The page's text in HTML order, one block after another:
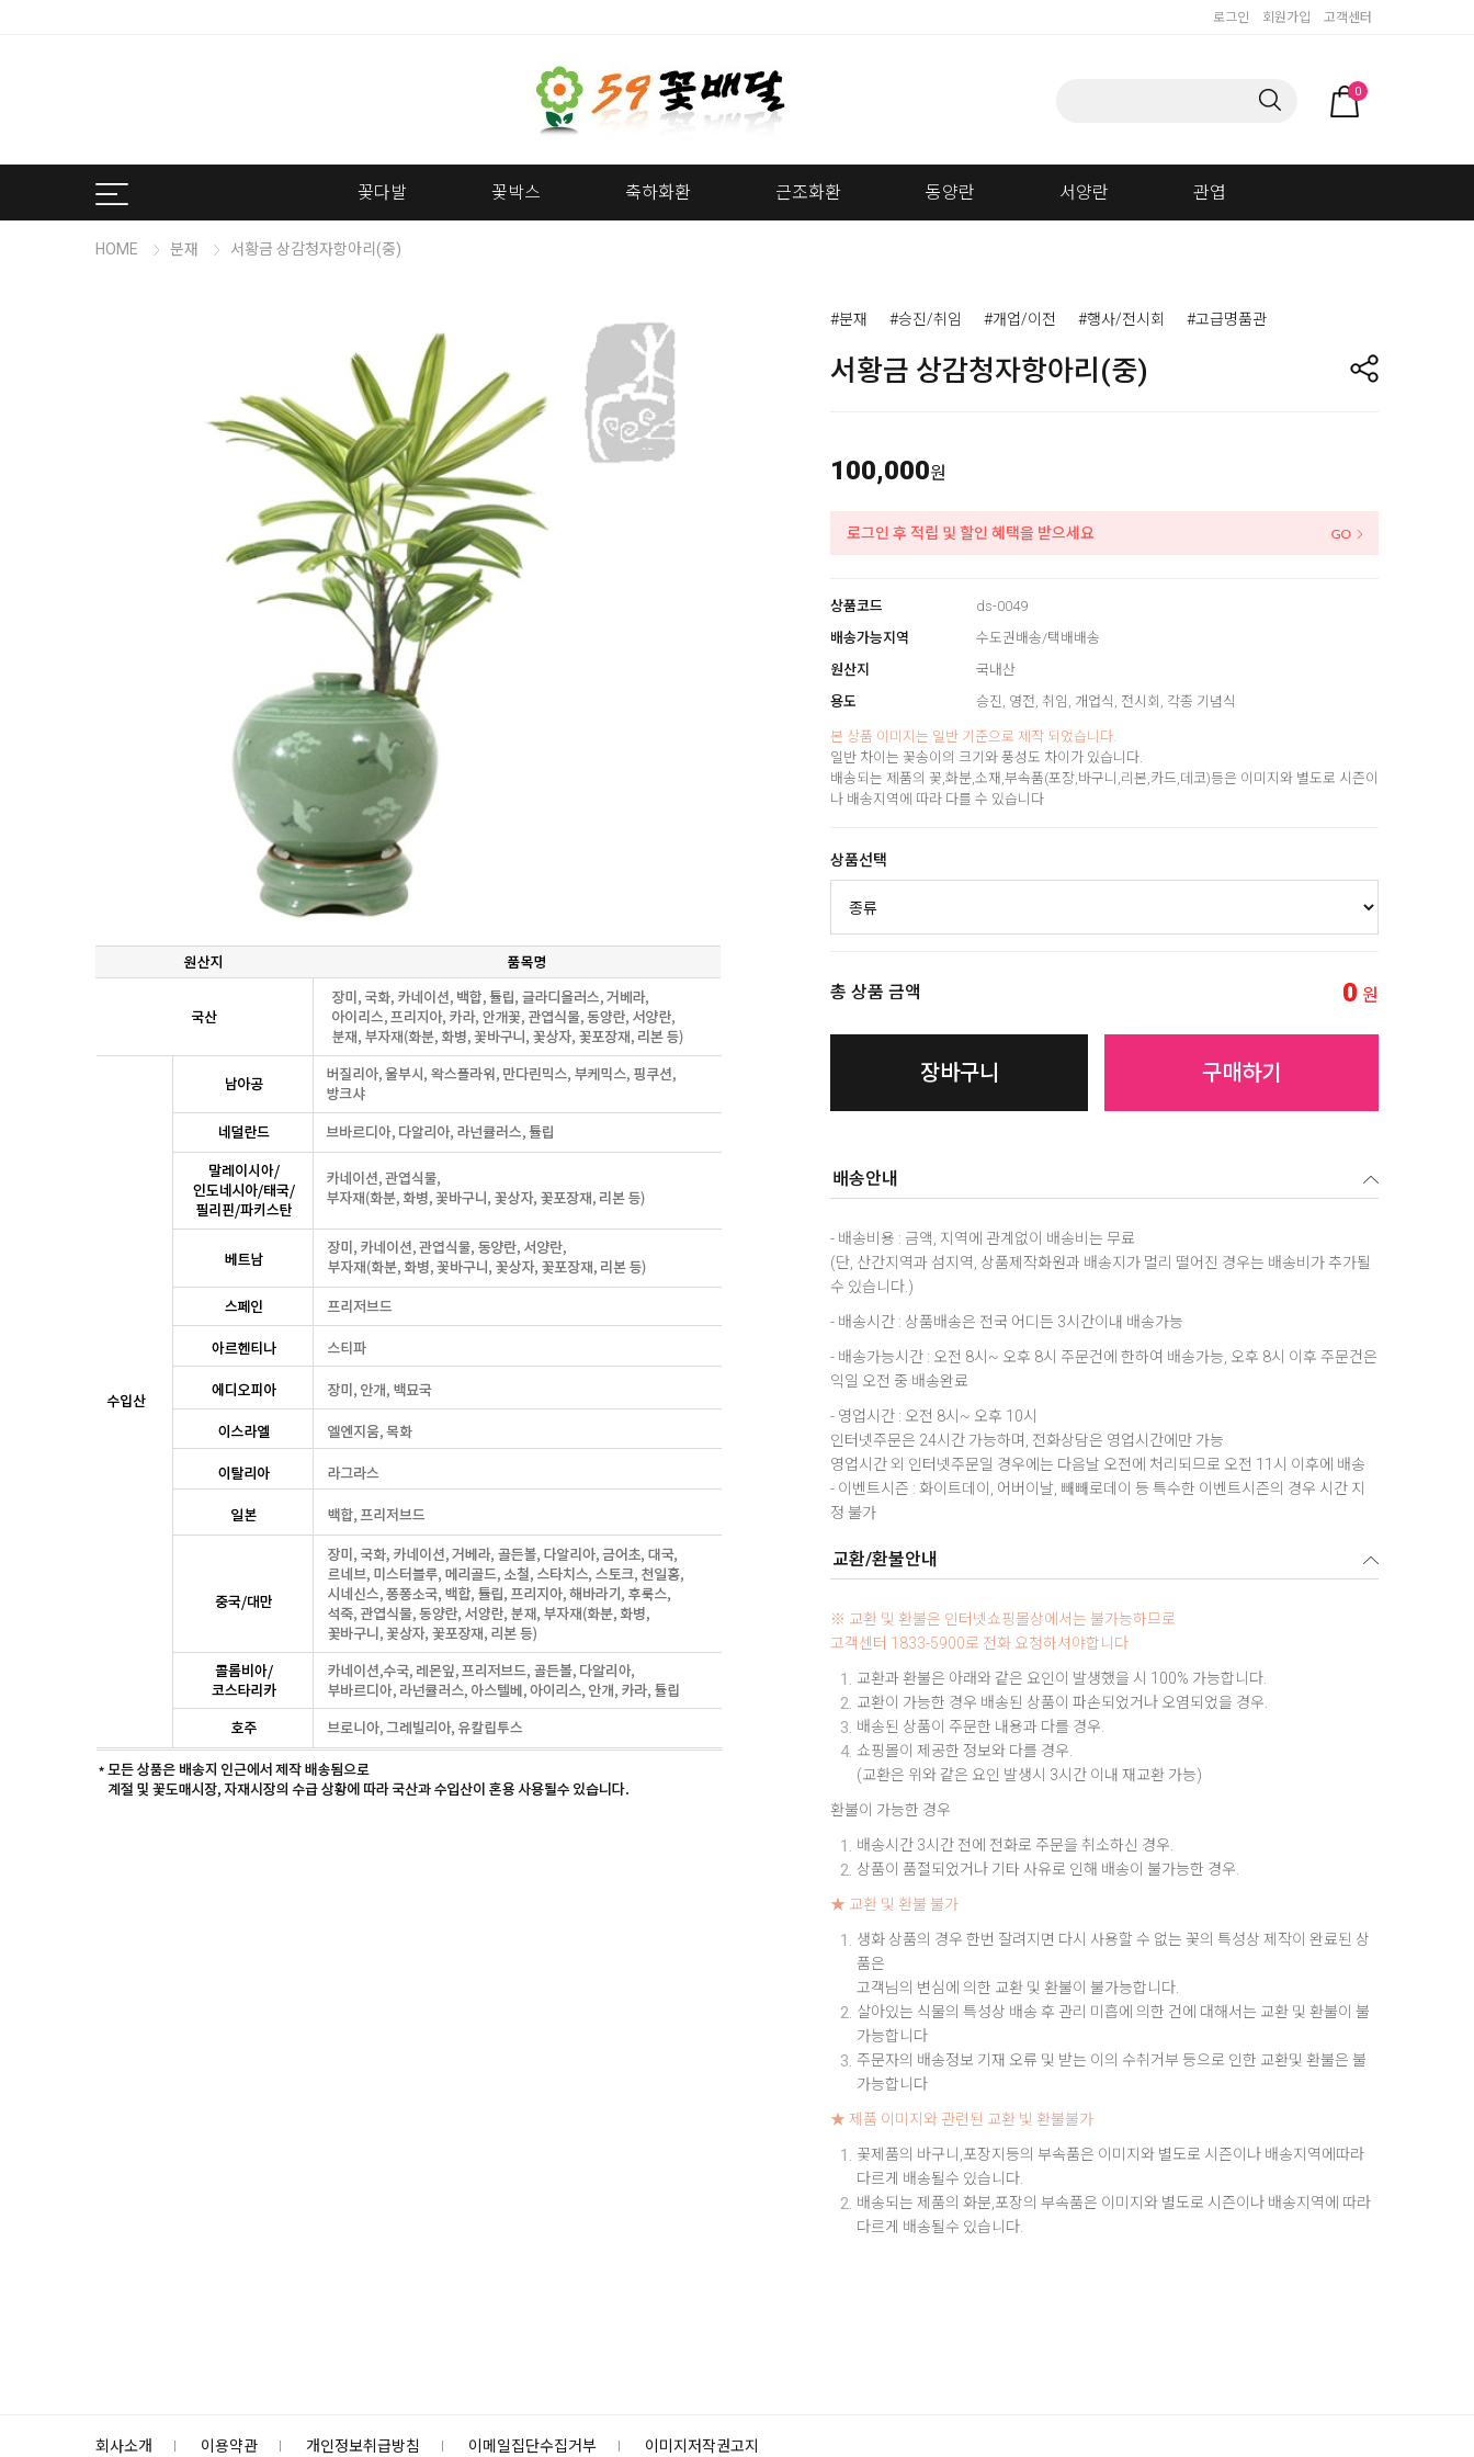
로그인 회원가입 고객센터
0
꽃다발 꽃박스 축하화환 근조화환 동양란 서양란 관엽
HOME 분재 서황금 상감청자항아리(중)
#분재 #승진/취임 #개업/이전 #행사/전시회 #고급명품관
서황금 상감청자항아리(중)
100,000원
로그인 후 적립 및 할인 혜택을 받으세요
상품코드
ds-0049
배송가능지역
수도권배송/택배배송
원산지
국내산
용도
승진, 영전, 취임, 개업식, 전시회, 각종 기념식
본 상품 이미지는 일반 기준으로 제작 되었습니다.
일반 차이는 꽃송이의 크기와 풍성도 차이가 있습니다.
배송되는 제품의 꽃,화분,소재,부속품(포장,바구니,리본,카드,데코)등은 이미지와 별도로 시즌이
나 배송지역에 따라 다를 수 있습니다
상품선택
총 상품 금액 0 원
장바구니 구매하기
배송안내
- 배송비용 : 금액, 지역에 관계없이 배송비는 무료
(단, 산간지역과 섬지역, 상품제작화원과 배송지가 멀리 떨어진 경우는 배송비가 추가될
수 있습니다.)
- 배송시간 : 상품배송은 전국 어디든 3시간이내 배송가능
- 배송가능시간 : 오전 8시~ 오후 8시 주문건에 한하여 배송가능, 오후 8시 이후 주문건은
익일 오전 중 배송완료
- 영업시간 : 오전 8시~ 오후 10시
인터넷주문은 24시간 가능하며, 전화상담은 영업시간에만 가능
영업시간 외 인터넷주문일 경우에는 다음날 오전에 처리되므로 오전 11시 이후에 배송
- 이벤트시즌 : 화이트데이, 어버이날, 빼빼로데이 등 특수한 이벤트시즌의 경우 시간 지
정 불가
교환/환불안내
※ 교환 및 환불은 인터넷쇼핑몰상에서는 불가능하므로
고객센터 1833-5900로 전화 요청하셔야합니다
교환과 환불은 아래와 같은 요인이 발생했을 시 100% 가능합니다.
교환이 가능한 경우 배송된 상품이 파손되었거나 오염되었을 경우.
배송된 상품이 주문한 내용과 다를 경우.
쇼핑몰이 제공한 정보와 다를 경우.
(교환은 위와 같은 요인 발생시 3시간 이내 재교환 가능)
환불이 가능한 경우
배송시간 3시간 전에 전화로 주문을 취소하신 경우.
상품이 품절되었거나 기타 사유로 인해 배송이 불가능한 경우.
★ 교환 및 환불 불가
생화 상품의 경우 한번 잘려지면 다시 사용할 수 없는 꽃의 특성상 제작이 완료된 상
품은
고객님의 변심에 의한 교환 및 환불이 불가능합니다.
살아있는 식물의 특성상 배송 후 관리 미흡에 의한 건에 대해서는 교환 및 환불이 불
가능합니다
주문자의 배송정보 기재 오류 및 받는 이의 수취거부 등으로 인한 교환및 환불은 불
가능합니다
★ 제품 이미지와 관련된 교환 빛 환불불가
꽃제품의 바구니,포장지등의 부속품은 이미지와 별도로 시즌이나 배송지역에따라
다르게 배송될수 있습니다.
배송되는 제품의 화분,포장의 부속품은 이미지와 별도로 시즌이나 배송지역에 따라
다르게 배송될수 있습니다.
회사소개 이용약관 개인정보취급방침 이메일집단수집거부 이미지저작권고지